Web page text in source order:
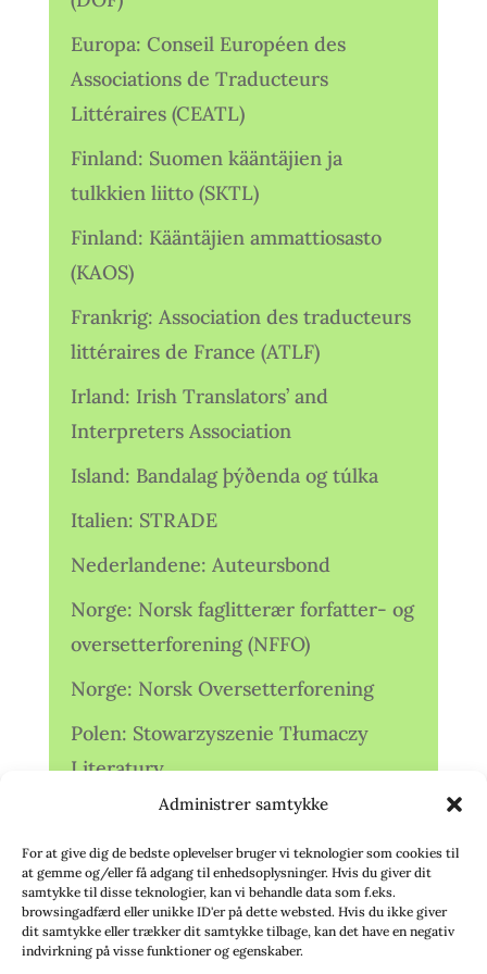
Administrer samtykke
For at give dig de bedste oplevelser bruger vi teknologier som cookies til
at gemme og/eller få adgang til enhedsoplysninger. Hvis du giver dit
samtykke til disse teknologier, kan vi behandle data som f.eks.
browsingadfærd eller unikke ID'er på dette websted. Hvis du ikke giver
dit samtykke eller trækker dit samtykke tilbage, kan det have en negativ
indvirkning på visse funktioner og egenskaber.
Europa: Conseil Européen des
Associations de Traducteurs
Littéraires (CEATL)
Finland: Suomen kääntäjien ja
tulkkien liitto (SKTL)
Finland: Kääntäjien ammattiosasto
(KAOS)
Frankrig: Association des traducteurs
littéraires de France (ATLF)
Irland: Irish Translators’ and
Interpreters Association
Island: Bandalag þýðenda og túlka
Italien: STRADE
Nederlandene: Auteursbond
Norge: Norsk faglitterær forfatter- og
oversetterforening (NFFO)
Norge: Norsk Oversetterforening
Polen: Stowarzyszenie Tłumaczy
Literatury
Storbritannien: Translators
Association (TA)
Sverige: Översättarsektionen (Ö.)
Sverige: Översättarcentrum (ÖC)